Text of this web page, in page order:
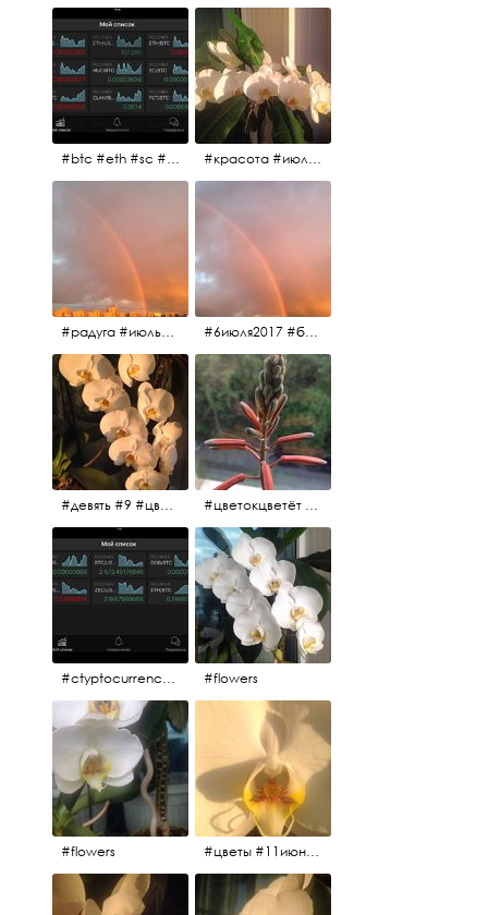
#btc #eth #sc #xrp #etc #maid #sys #naut #strat #pasc #dash #xmr #nxt #usdt #ltc#lsk #zec #str #rep #coin #markets #bitcoin #красота #июльскоеутро
#радуга #июльскоеутро #радугавовсёнебо #6июля2017 #6июля2017 #белыеночи #питерскоеутро #джулаймонинг #июльскоеутро #радугавовсёнебо #радуга #дождик
#девять #9 #цветы #цветокцветёт #flowers
#ctyptocurrency #btc #eth #flowers
#flowers #цветы #11июня2017 #5утра #белыеночи